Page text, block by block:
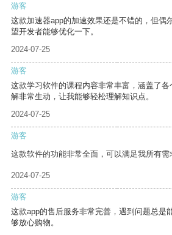
游客
这款加速器app的加速效果还是不错的，但偶
望开发者能够优化一下。
2024-07-25
游客
这款学习软件的课程内容非常丰富，涵盖了
解非常生动，让我能够轻松理解知识点。
2024-07-25
游客
这款软件的功能非常全面，可以满足我所有需
2024-07-25
游客
这款app的售后服务非常完善，遇到问题总是
够放心购物。